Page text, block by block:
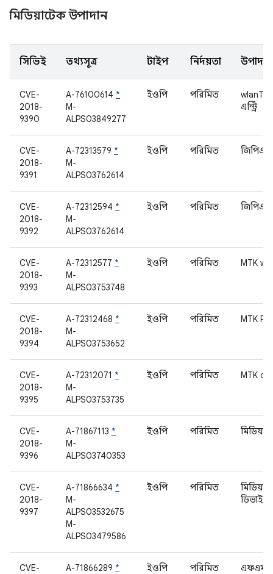
মিডিয়াটেক উপাদান
সিভিই তথ্যসূত্র টাইপ নির্দয়তা উপাদান
CVE-
2018-
9390
A-76100614 *
M-
ALPS03849277
ইওপি পরিমিত
এন্ট্রি
CVE-
2018-
9391
A-72313579 *
M-
ALPS03762614
ইওপি পরিমিত জিপিএস
CVE-
2018-
9392
A-72312594 *
M-
ALPS03762614
ইওপি পরিমিত জিপিএস
CVE-
2018-
9393
A-72312577 *
M-
ALPS03753748
ইওপি পরিমিত MTK
CVE-
2018-
9394
A-72312468 *
M-
ALPS03753652
ইওপি পরিমিত MTK
CVE-
2018-
9395
A-72312071 *
M-
ALPS03753735
ইওপি পরিমিত MTK
CVE-
2018-
9396
A-71867113 *
M-
ALPS03740353
ইওপি পরিমিত
CVE-
2018-
9397
A-71866634 *
M-
ALPS03532675
M-
ALPS03479586
ইওপি পরিমিত
ডিভাইস
CVE-
A-71866289 *
ইওপি পরিমিত এফএম